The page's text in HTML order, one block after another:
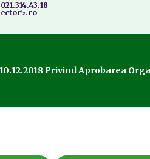
Privind Aprobarea